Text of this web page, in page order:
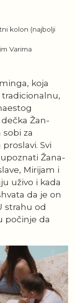
kolon (najbolji
Varima
koja
Žan-
za
Svi
Žana-
Mirijam i
uživo i kada
da je on
strahu od
počinje da